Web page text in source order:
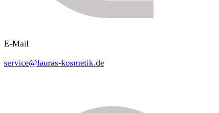
E-Mail
service@lauras-kosmetik.de